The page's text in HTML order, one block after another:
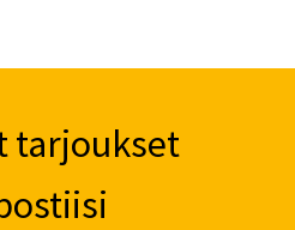
tarjoukset